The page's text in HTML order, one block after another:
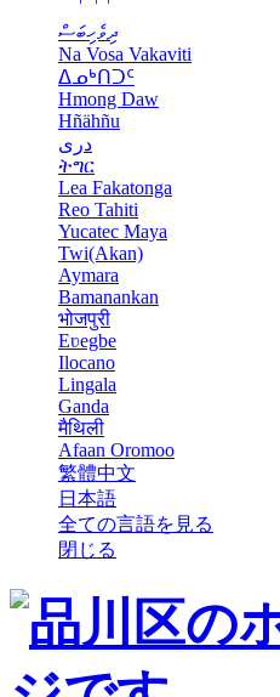
ދިވެހިބަސް
Na Vosa Vakaviti
ᐃᓄᒃᑎᑐᑦ
Hmong Daw
Hñähñu
دری
ትግር
Lea Fakatonga
Reo Tahiti
Yucatec Maya
Twi(Akan)
Aymara
Bamanankan
भोजपुरी
Eʋegbe
Ilocano
Lingala
Ganda
मैथिली
Afaan Oromoo
繁體中文
日本語
全ての言語を見る
閉じる